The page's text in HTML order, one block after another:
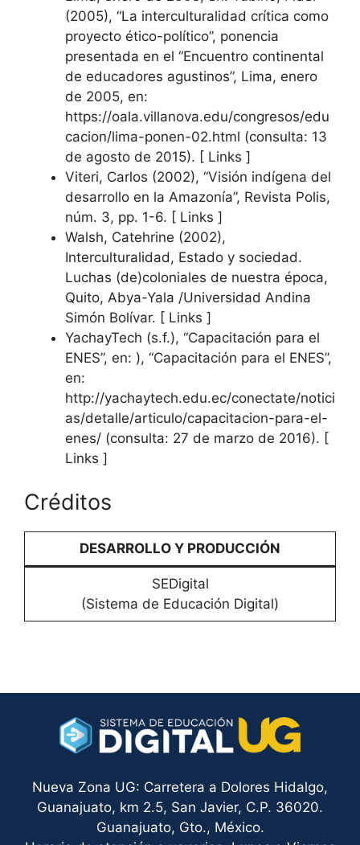
(2005), “La interculturalidad crítica como
proyecto ético-político”, ponencia
presentada en el “Encuentro continental
de educadores agustinos”, Lima, enero
de 2005, en:
https://oala.villanova.edu/congresos/edu
cacion/lima-ponen-02.html (consulta: 13
de agosto de 2015). [ Links ]
Viteri, Carlos (2002), “Visión indígena del
desarrollo en la Amazonía”, Revista Polis,
núm. 3, pp. 1-6. [ Links ]
Walsh, Catehrine (2002),
Interculturalidad, Estado y sociedad.
Luchas (de)coloniales de nuestra época,
Quito, Abya-Yala /Universidad Andina
Simón Bolívar. [ Links ]
YachayTech (s.f.), “Capacitación para el
ENES”, en: ), “Capacitación para el ENES”,
en:
http://yachaytech.edu.ec/conectate/notici
as/detalle/articulo/capacitacion-para-el-
enes/ (consulta: 27 de marzo de 2016). [
Links ]
Créditos
DESARROLLO Y PRODUCCIÓN
SEDigital
(Sistema de Educación Digital)
Nueva Zona UG: Carretera a Dolores Hidalgo,
Guanajuato, km 2.5, San Javier, C.P. 36020.
Guanajuato, Gto., México.